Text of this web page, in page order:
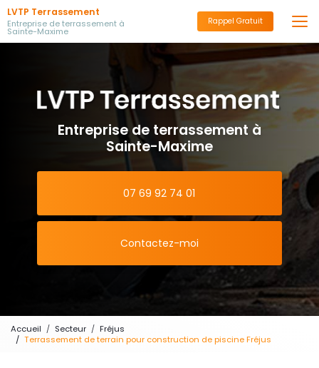
Aller
au
contenu
principal
LVTP Terrassement
Entreprise de terrassement à
Sainte-Maxime
Rappel Gratuit
Entreprise de terrassement à
Sainte-Maxime
07 69 92 74 01
Contactez-moi
Accueil Secteur
Fréjus
Terrassement de terrain pour construction de piscine Fréjus